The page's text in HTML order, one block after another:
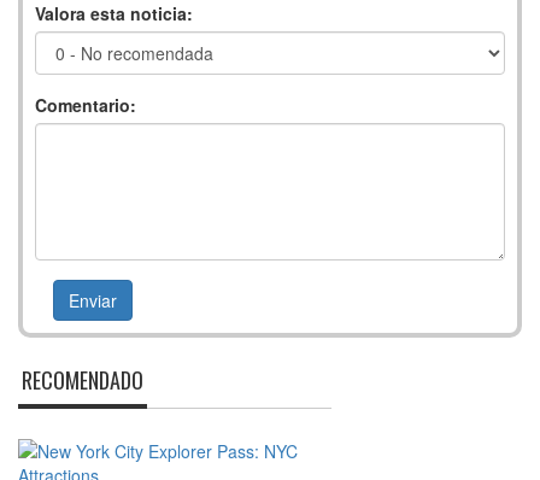
Valora esta noticia:
Comentario:
RECOMENDADO